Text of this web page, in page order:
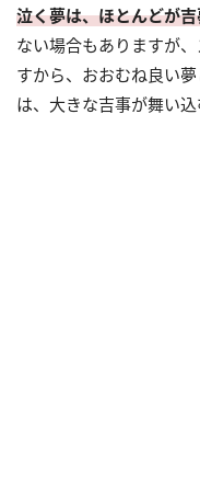
泣く夢は、ほとんどが
ない場合もありますが
すから、おおむね良い
は、大きな吉事が舞い込